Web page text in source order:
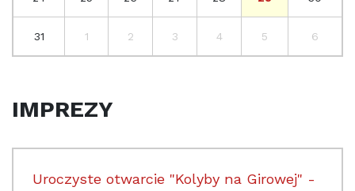
31 1 2 3 4 5 6
IMPREZY
Uroczyste otwarcie "Kolyby na Girowej" -